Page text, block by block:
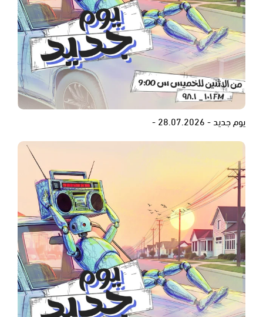
يوم جديد - 28.07.2026 -